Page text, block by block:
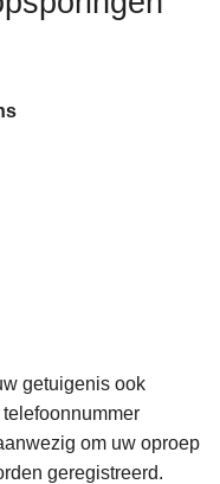
getuigenis ook
om uw oproep
geregistreerd.